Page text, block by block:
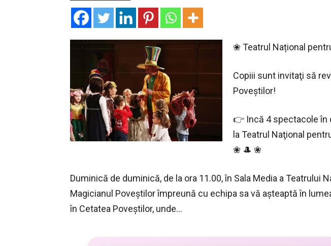
❀ Teatrul Național
Copiii sunt invitaţi să
Poveștilor!
👉 Incă 4 spectacole în
la Teatrul Naţional
❀ 🎩 ❀
Duminică de duminică, de la ora 11.00, în Sala Media a Teatrului
Magicianul Poveştilor împreună cu echipa sa vă aşteaptă în
în Cetatea Poveştilor, unde…